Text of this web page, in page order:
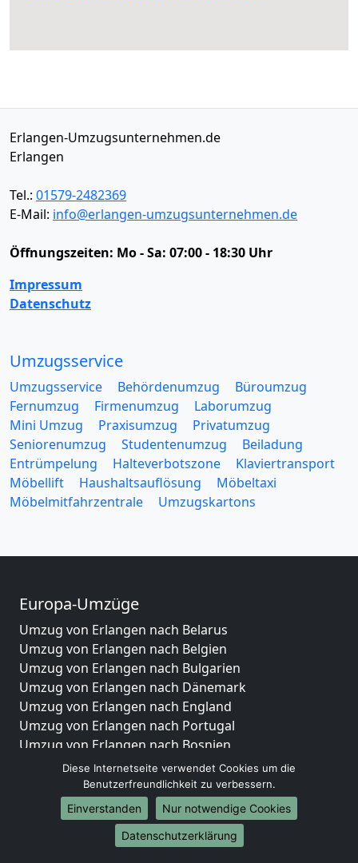
Erlangen-Umzugsunternehmen.de
Erlangen
Tel.: 01579-2482369
E-Mail: info@erlangen-umzugsunternehmen.de
Öffnungszeiten: Mo - Sa: 07:00 - 18:30 Uhr
Impressum
Datenschutz
Umzugsservice
Umzugsservice Behördenumzug
Büroumzug
Fernumzug
Firmenumzug
Laborumzug
Mini Umzug
Praxisumzug
Privatumzug
Seniorenumzug
Studentenumzug
Beiladung
Entrümpelung
Halteverbotszone
Klaviertransport
Möbellift
Haushaltsauflösung
Möbeltaxi
Möbelmitfahrzentrale
Umzugskartons
Europa-Umzüge
Umzug von Erlangen nach Belarus
Umzug von Erlangen nach Belgien
Umzug von Erlangen nach Bulgarien
Umzug von Erlangen nach Dänemark
Umzug von Erlangen nach England
Umzug von Erlangen nach Portugal
Umzug von Erlangen nach Bosnien
und Herzegowina
Umzug von Erlangen nach Irland
Umzug von Erlangen nach Lettland
Umzug von Erlangen nach Zypern
Umzug von Erlangen nach Kroatien
Diese Internetseite verwendet Cookies um die
Benutzerfreundlichkeit zu verbessern.
Einverstanden
Nur notwendige Cookies
Datenschutzerklärung